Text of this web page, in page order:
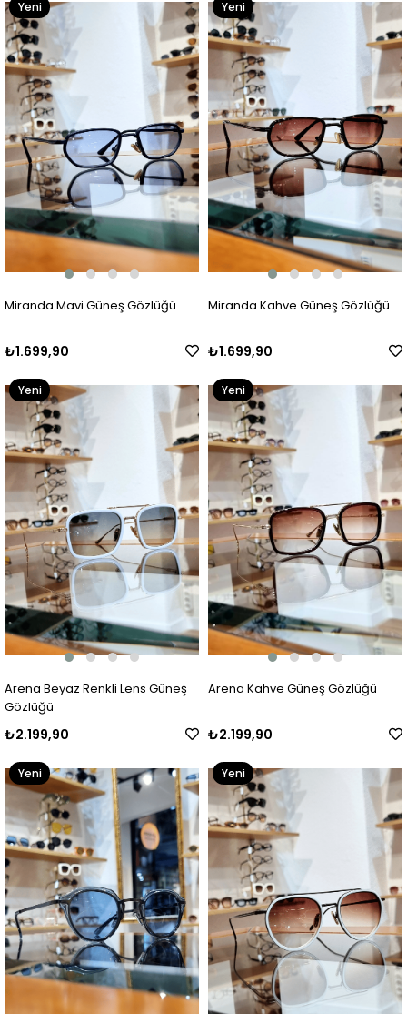
Miranda Mavi Güneş Gözlüğü
₺1.699,90
Yeni
Ürün
Miranda Kahve Güneş Gözlüğü
₺1.699,90
Yeni
Ürün
Arena Beyaz Renkli Lens Güneş
Gözlüğü
₺2.199,90
Yeni
Ürün
Arena Kahve Güneş Gözlüğü
₺2.199,90
Yeni
Ürün
Yeni
Ürün
Yeni
Ürün